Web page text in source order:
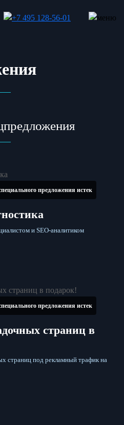
предложения истек
и SEO-аналитиком
предложения истек
страниц в
страниц под рекламный трафик на